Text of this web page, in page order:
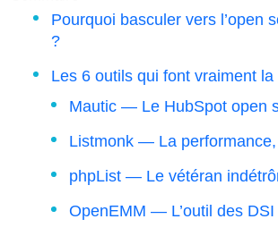
Pourquoi basculer vers l’open
?
Les 6 outils qui font vraiment
Mautic — Le HubSpot open
Listmonk — La performance,
phpList — Le vétéran
OpenEMM — L’outil des